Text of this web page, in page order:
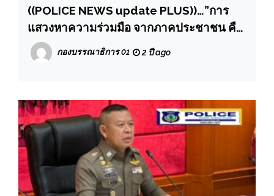
((POLICE NEWS update PLUS))…”การ
แสวงหาความร่วมมือ จากภาคประชาชน คือ
หนึ่งในมาตรการป้องกันอาชญากรรม
กองบรรณาธิการ 01 2 ปี ago